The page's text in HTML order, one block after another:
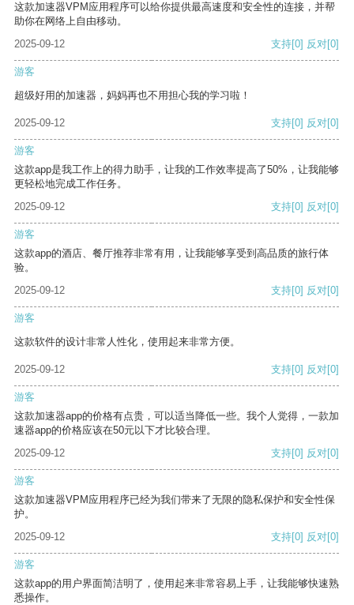
这款加速器VPM应用程序可以给你提供最高速度和安全性的连接，并帮
助你在网络上自由移动。
2025-09-12
支持[0] 反对[0]
游客
超级好用的加速器，妈妈再也不用担心我的学习啦！
2025-09-12 支持[0] 反对[0]
游客
这款app是我工作上的得力助手，让我的工作效率提高了50%，让我能够
更轻松地完成工作任务。
2025-09-12
支持[0] 反对[0]
游客
这款app的酒店、餐厅推荐非常有用，让我能够享受到高品质的旅行体
验。
2025-09-12
支持[0] 反对[0]
游客
这款软件的设计非常人性化，使用起来非常方便。
2025-09-12 支持[0] 反对[0]
游客
这款加速器app的价格有点贵，可以适当降低一些。我个人觉得，一款加
速器app的价格应该在50元以下才比较合理。
2025-09-12
支持[0] 反对[0]
游客
这款加速器VPM应用程序已经为我们带来了无限的隐私保护和安全性保
护。
2025-09-12
支持[0] 反对[0]
游客
这款app的用户界面简洁明了，使用起来非常容易上手，让我能够快速熟
悉操作。